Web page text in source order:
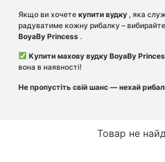
Якщо ви хочете купити вудку , яка
радуватиме кожну рибалку – вибирайте
BoyaBy Princess .
Купити махову вудку BoyaBy
вона в наявності!
Не пропустіть свій шанс — нехай
Товар не